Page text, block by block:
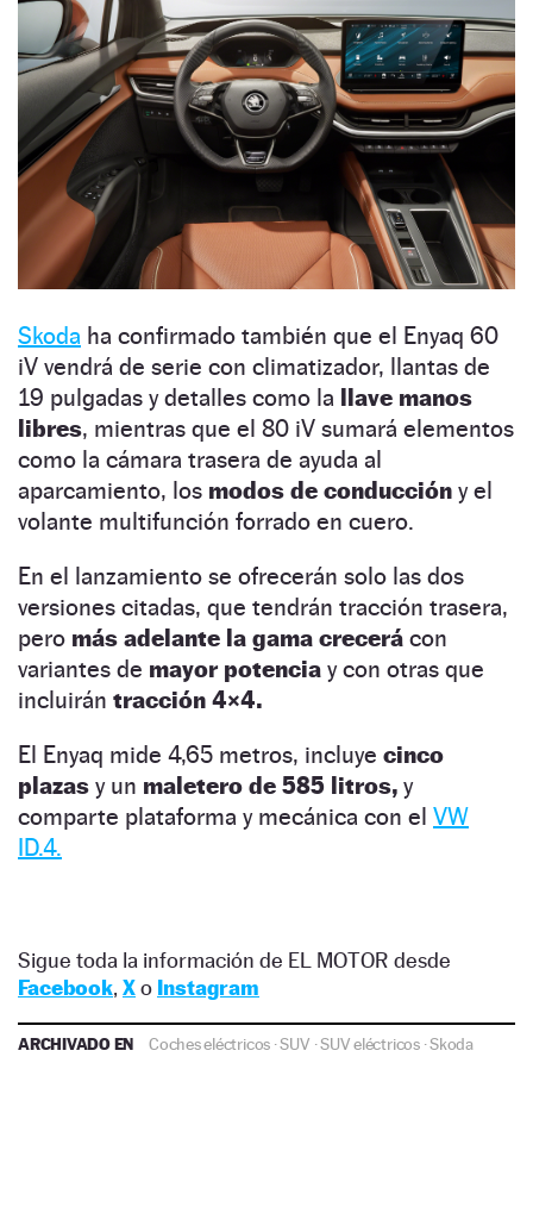
Skoda ha confirmado también que el Enyaq 60
iV vendrá de serie con climatizador, llantas de
19 pulgadas y detalles como la llave manos
libres, mientras que el 80 iV sumará elementos
como la cámara trasera de ayuda al
aparcamiento, los modos de conducción y el
volante multifunción forrado en cuero.
En el lanzamiento se ofrecerán solo las dos
versiones citadas, que tendrán tracción trasera,
pero más adelante la gama crecerá con
variantes de mayor potencia y con otras que
incluirán tracción 4×4.
El Enyaq mide 4,65 metros, incluye cinco
plazas y un maletero de 585 litros, y
comparte plataforma y mecánica con el VW
ID.4.
Sigue toda la información de EL MOTOR desde
Facebook, Xo Instagram
ARCHIVADO EN Coches eléctricos ·SUV ·SUV eléctricos·Skoda